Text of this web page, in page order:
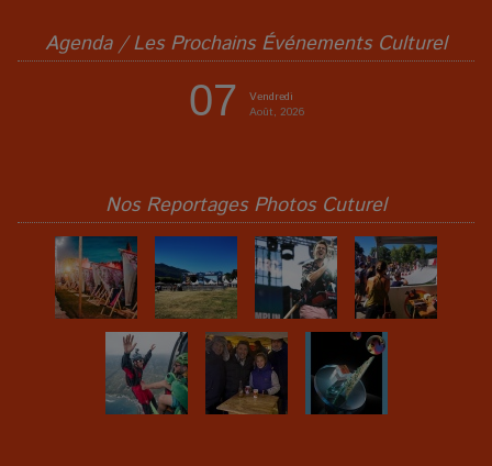
Agenda / Les Prochains Événements Culturel
07
Vendredi
Août, 2026
Nos Reportages Photos Cuturel